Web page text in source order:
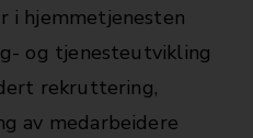
i hjemmetjenesten
og tjenesteutvikling
rekruttering,
av medarbeidere